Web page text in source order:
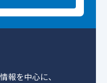
報を中心に、